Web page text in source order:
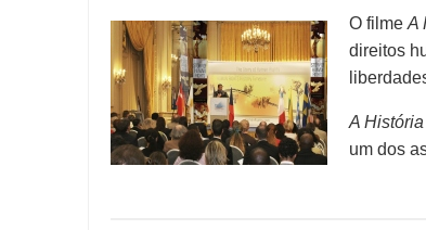
O filme A
direitos
A
um dos